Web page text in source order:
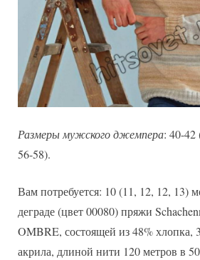
Размеры мужского джемпера: 40-42
56-58).
Вам потребуется: 10 (11, 12, 12, 13)
деграде (цвет 00080) пряжи
OMBRE, состоящей из 48% хлопка,
акрила, длиной нити 120 метров в